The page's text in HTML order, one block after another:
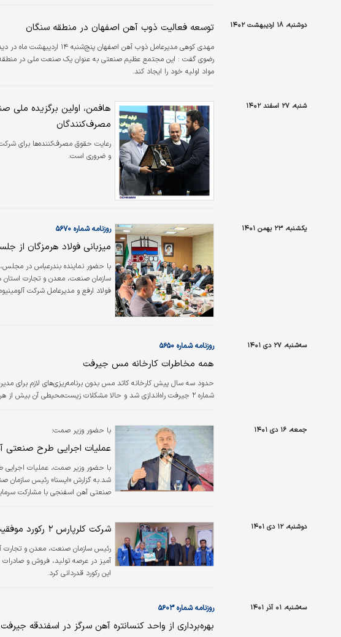
دوشنبه، ۱۸ اردیبهشت ۱۴۰۲ توسعه فعالیت ذوب آهن اصفهان در منطقه سنگان
مهدی کوهی مدیرعامل ذوب آهن
رضوی گفت : این مجتمع عظیم صنعتی به عنوان یک صنعت ملی در
مواد اولیه خود را ایجاد کند.
شنبه، ۲۷ اسفند ۱۴۰۲
مصرف‌کنندگان
رعایت حقوق مصرف‌کننده‌ها برای
و ضروری است.
یکشنبه، ۲۳ بهمن ۱۴۰۱ روزنامه شماره ۵۶۷۰
میزبانی فولاد هرمزگان از
با حضور نماینده بندرعباس در
سازمان صنعت، معدن و تجارت استان
فولاد ارفع و مدیرعامل شرکت
سه‌شنبه، ۲۷ دی ۱۴۰۱ روزنامه شماره ۵۶۵۰
همه مخاطرات کارخانه مس جیرفت
حدود سه سال پیش کارخانه کاتد مس بدون برنامه‌‌‌ریزی‌‌‌های لازم برای
شماره ۲ جیرفت راه‌‌‌اندازی شد و حالا مشکلات زیست‌‌‌محیطی آن بیش از هر زمانی سر برآورده است.
جمعه، ۱۶ دی ۱۴۰۱ با حضور وزیر صمت؛
عملیات اجرایی طرح صنعتی‌
با حضور وزیر صمت، عملیات اجرایی
صنعتی آهن اسفنجی با مشارکت
دوشنبه، ۱۲ دی ۱۴۰۱ شرکت کلرپارس ۲ رکورد موفقیت آمیز دیگر ثبت کرد
آمیز در عرصه تولید، فروش و
این رکورد قدردانی کرد.
سه‌شنبه، ۰۱ آذر ۱۴۰۱ روزنامه شماره ۵۶۰۳
بهره‌‌برداری از واحد کنسانتره آهن سرگز در اسفندقه جیرفت